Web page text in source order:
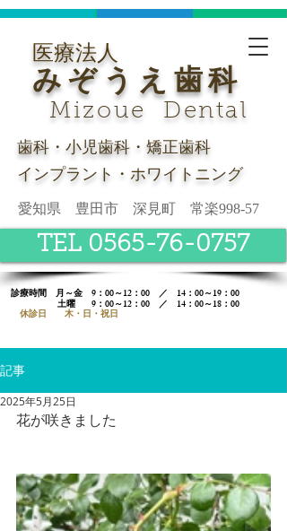
医療法人
みぞうえ歯科
Mizoue Dental
歯科・小児歯科・矯正歯科
インプラント・ホワイトニング
愛知県 豊田市 深見町 常楽998-57
TEL 0565-76-0757
診療時間​ 月～金 9：00～12：00 ／ 14：00～19：00
土曜 9：00～12：00 ／ 14：00～18：00
休診日 木・日・祝日
記事
2025年5月25日
花が咲きました